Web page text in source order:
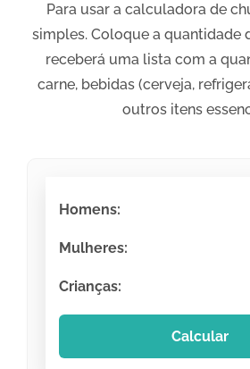
Para usar a calculadora de
simples. Coloque a quantidade
receberá uma lista com a
carne, bebidas (cerveja,
outros itens
Homens:
Mulheres:
Crianças:
Calcular